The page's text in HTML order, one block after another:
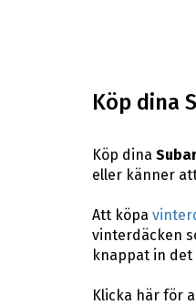
Köp dina
Köp dina
eller känner
Att köpa
vinterdäcken
knappat in det
Klicka här för